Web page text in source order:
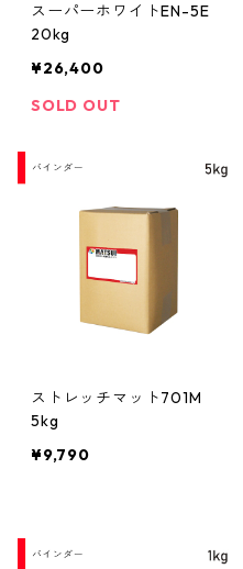
スーパーホワイトEN-5E
20kg
¥26,400
SOLD OUT
ストレッチマット701M
5kg
¥9,790